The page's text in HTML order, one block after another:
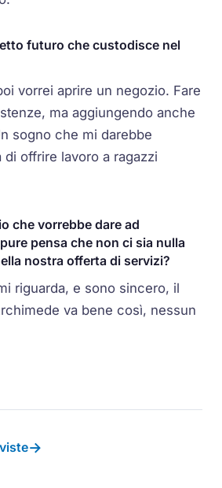
futuro che custodisce nel
vorrei aprire un negozio. Fare
ma aggiungendo anche
sogno che mi darebbe
di offrire lavoro a ragazzi
che vorrebbe dare ad
pensa che non ci sia nulla
nostra offerta di servizi?
riguarda, e sono sincero, il
va bene così, nessun
→